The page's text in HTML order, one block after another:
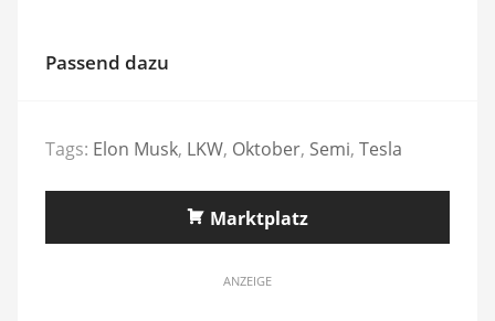
Passend dazu
Tags: Elon Musk, LKW, Oktober, Semi, Tesla
Marktplatz
ANZEIGE